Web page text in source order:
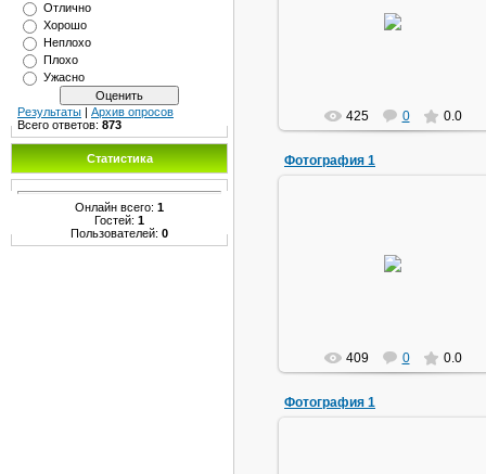
Отлично
Хорошо
Неплохо
Плохо
Ужасно
Результаты | Архив опросов
Всего ответов: 873
Статистика
Онлайн всего: 1
Гостей: 1
Пользователей: 0
425 0 0.0
Фотография 1
409 0 0.0
Фотография 1